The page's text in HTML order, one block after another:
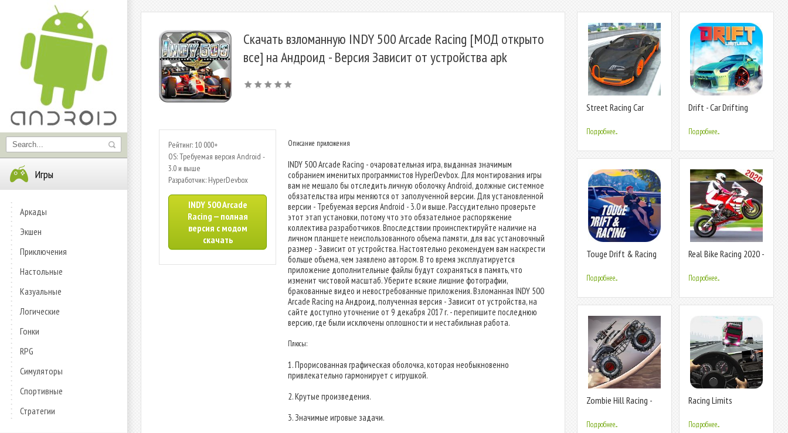
Игры
Аркады
Экшен
Приключения
Настольные
Казуальные
Логические
Гонки
RPG
Симуляторы
Спортивные
Стратегии
Скачать взломанную INDY 500 Arcade Racing [МОД открыто
все] на Андроид - Версия Зависит от устройства apk
Рейтинг: 10 000+
OS: Требуемая версия Android -
3.0 и выше
Разработчик: HyperDevbox
INDY 500 Arcade
Racing — полная
версия с модом
скачать
Описание приложения
INDY 500 Arcade Racing - очаровательная игра, выданная значимым
собранием именитых программистов HyperDevbox. Для монтирования игры
вам не мешало бы отследить личную оболочку Android, должные системное
обязательства игры меняются от заполученной версии. Для установленной
версии - Требуемая версия Android - 3.0 и выше. Рассудительно проверьте
этот этап установки, потому что это обязательное распоряжение
коллектива разработчиков. Впоследствии проинспектируйте наличие на
личном планшете неиспользованного объема памяти, для вас установочный
размер - Зависит от устройства. Настоятельно рекомендуем вам наскрести
больше объема, чем заявлено автором. В то время эксплуатируется
приложение дополнительные файлы будут сохраняться в память, что
изменит чистовой масштаб. Уберите всякие лишние фотографии,
бракованные видео и невостребованные приложения. Взломанная INDY 500
Arcade Racing на Андроид, полученная версия - Зависит от устройства, на
сайте доступно уточнение от 9 декабря 2017 г. - перепишите последнюю
версию, где были исключены оплошности и нестабильная работа.
Плюсы:
1. Прорисованная графическая оболочка, которая необыкновенно
привлекательно гармонирует с игрушкой.
2. Крутые произведения.
3. Значимые игровые задачи.
Street Racing Car
Подробнее...
Drift - Car Drifting
Games
Подробнее...
Touge Drift & Racing
Подробнее...
Real Bike Racing 2020 -
Подробнее...
Zombie Hill Racing -
Про Зомби
Подробнее...
Racing Limits
Подробнее...